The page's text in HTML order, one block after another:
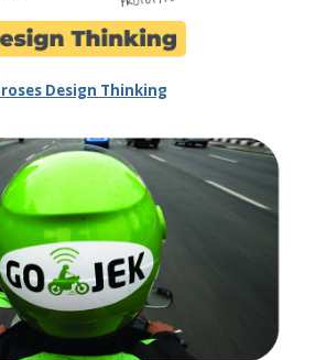
Design Thinking